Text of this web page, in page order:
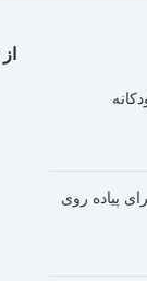
پیاده روی